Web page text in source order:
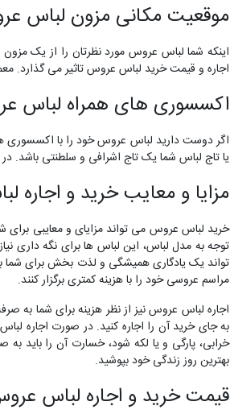
موقعیت مکانی مزون لباس
اینکه شما لباس عروس مورد نظرتان را از یک
اجاره و قیمت خرید لباس عروس تاثیر می گذارد.
اکسسوری های همراه لباس
اگر دوست دارید لباس عروس خود را با اکسسوری
یا تاج لباس شما یک تاج اشرافی و سلطنتی باشد.
مزایا و معایب خرید و اجاره
خرید لباس عروس می تواند مزایای و معایبی برای
توجه به مدل لباس، این لباس ها برای نگه داری
تواند یک یادگاری همیشگی و لذت بخش برای شما
مراسم عروسی خود را با هزینه کمتری برگزار کنند.
اجاره لباس عروس نیز از نظر هزینه برای شما به
به جای خرید آن را اجاره کنید. در صورت اجاره
خرابی، پارگی و یا لکه شود، خسارت آن را
بهترین روز زندگی خود بپوشید.
قیمت خرید و اجاره لباس